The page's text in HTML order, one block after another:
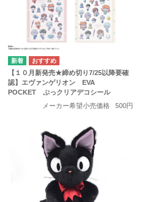
【１０月新発売★締め切り7/25以降要確
認】エヴァンゲリオン EVA
POCKET ぷっクリアデコシール
メーカー希望小売価格
500円